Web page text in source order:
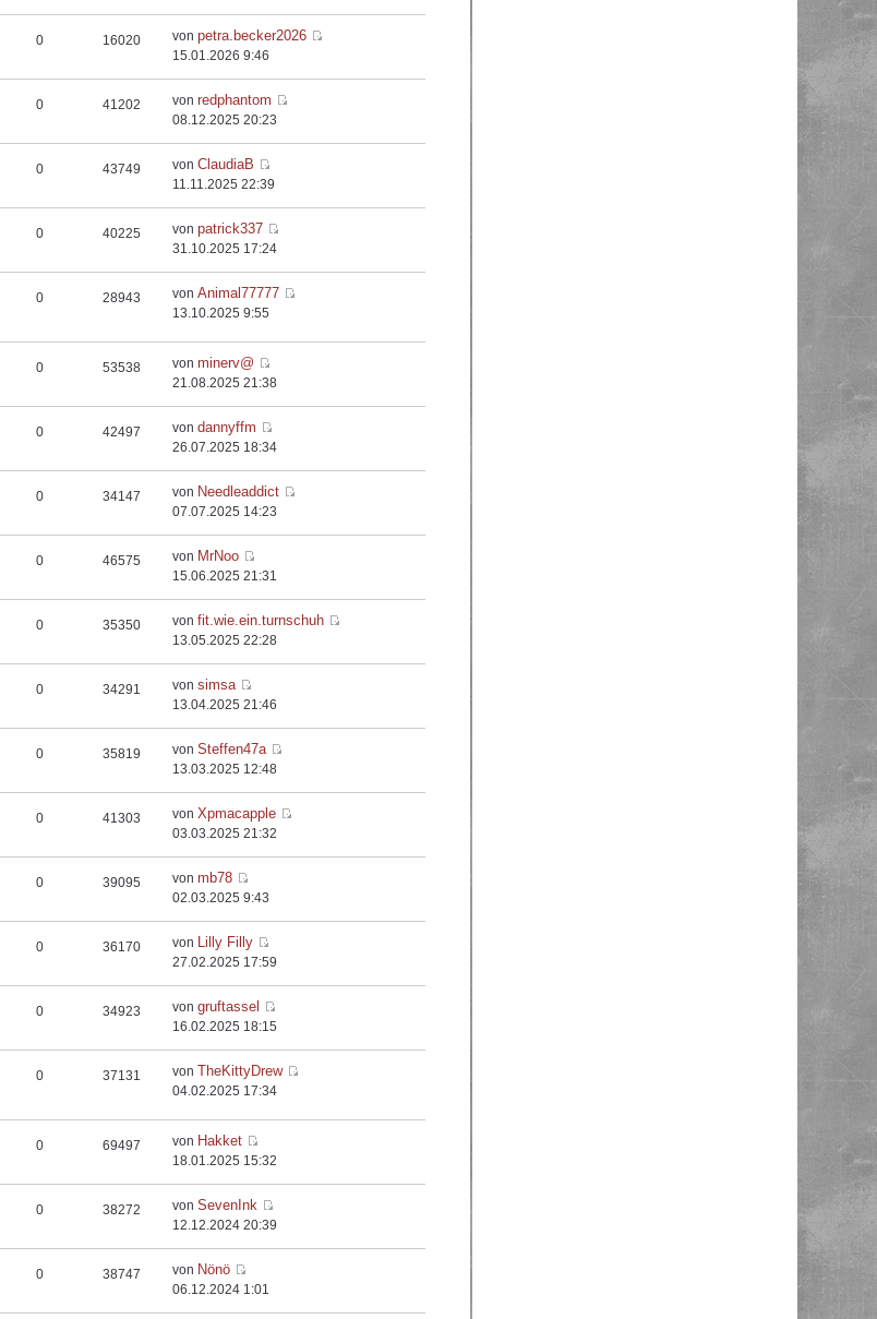
0 16020 vonpetra.becker2026
15.01.2026 9:46
0 41202 vonredphantom
08.12.2025 20:23
0 43749 vonClaudiaB
11.11.2025 22:39
0 40225 vonpatrick337
31.10.2025 17:24
0 28943 vonAnimal77777
13.10.2025 9:55
0 53538 vonminerv@
21.08.2025 21:38
0 42497 vondannyffm
26.07.2025 18:34
0 34147 von Needleaddict
07.07.2025 14:23
0 46575 von MrNoo
15.06.2025 21:31
0 35350 vonfit.wie.ein.turnschuh
13.05.2025 22:28
0 34291 vonsimsa
13.04.2025 21:46
0 35819 vonSteffen47a
13.03.2025 12:48
0 41303 vonXpmacapple
03.03.2025 21:32
0 39095 vonmb78
02.03.2025 9:43
0 36170 von Lilly Filly
27.02.2025 17:59
0 34923 vongruftassel
16.02.2025 18:15
0 37131 von TheKittyDrew
04.02.2025 17:34
0 69497 von Hakket
18.01.2025 15:32
0 38272 vonSevenInk
12.12.2024 20:39
0 38747 von Nönö
06.12.2024 1:01